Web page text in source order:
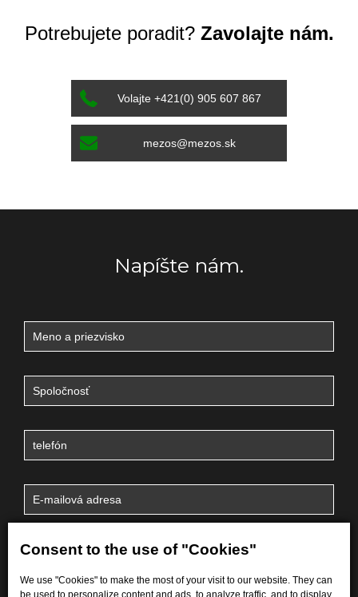
Consent to the use of "Cookies"
We use "Cookies" to make the most of your visit to our website. They can
be used to personalize content and ads, to analyze traffic, and to display
Potrebujete poradit? Zavolajte nám.
Volajte +421(0) 905 607 867
mezos@mezos.sk
Napíšte nám.